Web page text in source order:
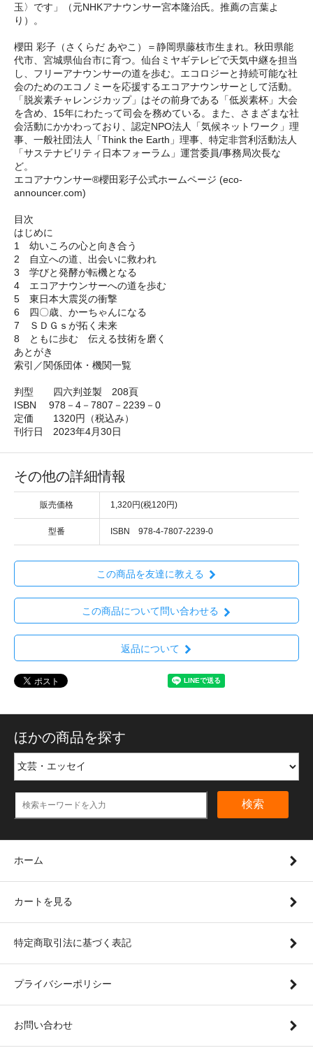
玉〉です」（元NHKアナウンサー宮本隆治氏。推薦の言葉よ
り）。
櫻田 彩子（さくらだ あやこ）＝静岡県藤枝市生まれ。秋田県能
代市、宮城県仙台市に育つ。仙台ミヤギテレビで天気中継を担当
し、フリーアナウンサーの道を歩む。エコロジーと持続可能な社
会のためのエコノミーを応援するエコアナウンサーとして活動。
「脱炭素チャレンジカップ」はその前身である「低炭素杯」大会
を含め、15年にわたって司会を務めている。また、さまざまな社
会活動にかかわっており、認定NPO法人「気候ネットワーク」理
事、一般社団法人「Think the Earth」理事、特定非営利活動法人
「サステナビリティ日本フォーラム」運営委員/事務局次長な
ど。
エコアナウンサー®櫻田彩子公式ホームページ (eco-
announcer.com)
目次
はじめに
1 幼いころの心と向き合う
2 自立への道、出会いに救われ
3 学びと発酵が転機となる
4 エコアナウンサーへの道を歩む
5 東日本大震災の衝撃
6 四〇歳、かーちゃんになる
7 ＳＤＧｓが拓く未来
8 ともに歩む 伝える技術を磨く
あとがき
索引／関係団体・機関一覧
判型 四六判並製 208頁
ISBN 978－4－7807－2239－0
定価 1320円（税込み）
刊行日 2023年4月30日
その他の詳細情報
販売価格 1,320円(税120円)
型番 ISBN 978-4-7807-2239-0
この商品を友達に教える
この商品について問い合わせる
返品について
ほかの商品を探す
検索
ホーム
カートを見る
特定商取引法に基づく表記
プライバシーポリシー
お問い合わせ